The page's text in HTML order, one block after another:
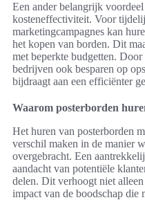
Een ander belangrijk
kosteneffectiviteit. Voor
marketingcampagnes kan
het kopen van borden. Dit
met beperkte budgetten.
bedrijven ook besparen op
bijdraagt aan een efficiënter
Waarom posterborden
Het huren van posterborden
verschil maken in de manier
overgebracht. Een
aandacht van potentiële
delen. Dit verhoogt niet
impact van de boodschap die